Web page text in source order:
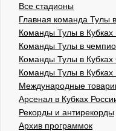
Все стадионы
Главная команда Тулы
Команды Тулы в
Команды Тулы в
Команды Тулы в
Команды Тулы в
Международные
Арсенал в Кубках
Рекорды и антирекорды
Архив программок